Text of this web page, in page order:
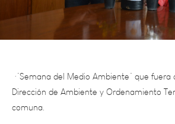
·”Semana del Medio Ambiente” que
Dirección de Ambiente y Ordenamiento
comuna.